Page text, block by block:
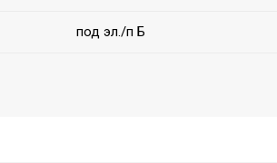
под эл./п Б